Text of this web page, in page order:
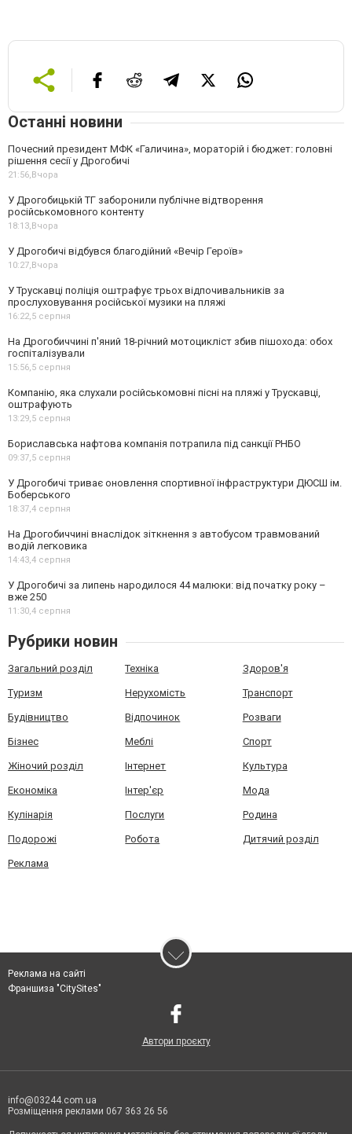
Останні новини
Почесний президент МФК «Галичина», мораторій і бюджет: головні
рішення сесії у Дрогобичі
21:56,Вчора
У Дрогобицькій ТГ заборонили публічне відтворення
російськомовного контенту
18:13,Вчора
У Дрогобичі відбувся благодійний «Вечір Героїв»
10:27,Вчора
У Трускавці поліція оштрафує трьох відпочивальників за
прослуховування російської музики на пляжі
16:22,5 серпня
На Дрогобиччині п'яний 18-річний мотоцикліст збив пішохода: обох
госпіталізували
15:56,5 серпня
Компанію, яка слухали російськомовні пісні на пляжі у Трускавці,
оштрафують
13:29,5 серпня
Бориславська нафтова компанія потрапила під санкції РНБО
09:37,5 серпня
У Дрогобичі триває оновлення спортивної інфраструктури ДЮСШ ім.
Боберського
18:37,4 серпня
На Дрогобиччині внаслідок зіткнення з автобусом травмований
водій легковика
14:43,4 серпня
У Дрогобичі за липень народилося 44 малюки: від початку року –
вже 250
11:30,4 серпня
Рубрики новин
Загальний розділ Техніка Здоров'я
Туризм Нерухомість Транспорт
Будівництво Відпочинок Розваги
Бізнес Меблі Спорт
Жіночий розділ Інтернет Культура
Економіка Інтер'єр Мода
Кулінарія Послуги Родина
Подорожі Робота Дитячий розділ
Реклама
Реклама на сайті
Франшиза "CitySites"
Автори проєкту
info@03244.com.ua
Розміщення реклами 067 363 26 56